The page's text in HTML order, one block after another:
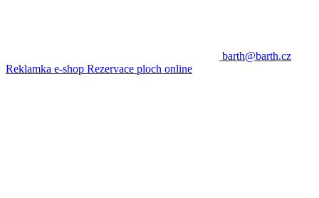
barth@barth.cz
Reklamka e-shop Rezervace ploch online